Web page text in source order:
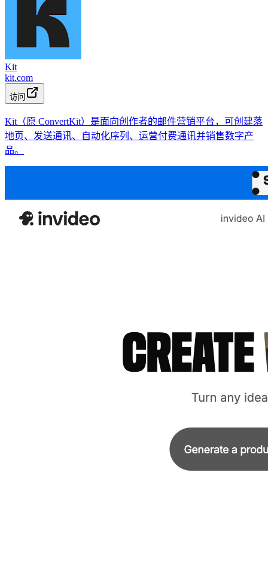
Kit
kit.com
访问
Kit（原 ConvertKit）是面向创作者的邮件营销平台，可创建落
地页、发送通讯、自动化序列、运营付费通讯并销售数字产
品。